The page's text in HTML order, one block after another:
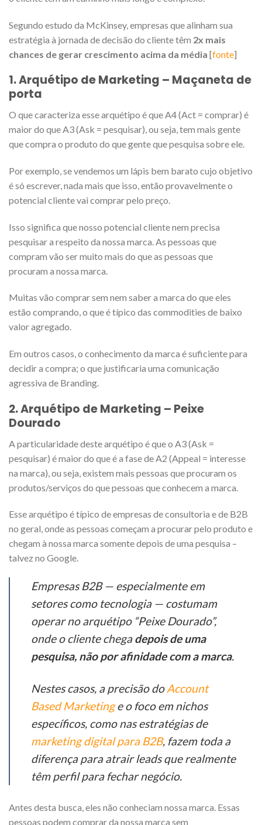
Segundo estudo da McKinsey, empresas que alinham sua
estratégia à jornada de decisão do cliente têm 2x mais
chances de gerar crescimento acima da média [fonte]
1. Arquétipo de Marketing – Maçaneta de
porta
O que caracteriza esse arquétipo é que A4 (Act = comprar) é
maior do que A3 (Ask = pesquisar), ou seja, tem mais gente
que compra o produto do que gente que pesquisa sobre ele.
Por exemplo, se vendemos um lápis bem barato cujo objetivo
é só escrever, nada mais que isso, então provavelmente o
potencial cliente vai comprar pelo preço.
Isso significa que nosso potencial cliente nem precisa
pesquisar a respeito da nossa marca. As pessoas que
compram vão ser muito mais do que as pessoas que
procuram a nossa marca.
Muitas vão comprar sem nem saber a marca do que eles
estão comprando, o que é típico das commodities de baixo
valor agregado.
Em outros casos, o conhecimento da marca é suficiente para
decidir a compra; o que justificaria uma comunicação
agressiva de Branding.
2. Arquétipo de Marketing – Peixe
Dourado
A particularidade deste arquétipo é que o A3 (Ask =
pesquisar) é maior do que é a fase de A2 (Appeal = interesse
na marca), ou seja, existem mais pessoas que procuram os
produtos/serviços do que pessoas que conhecem a marca.
Esse arquétipo é típico de empresas de consultoria e de B2B
no geral, onde as pessoas começam a procurar pelo produto e
chegam à nossa marca somente depois de uma pesquisa –
talvez no Google.
Empresas B2B — especialmente em
setores como tecnologia — costumam
operar no arquétipo “Peixe Dourado”,
onde o cliente chegadepois de uma
pesquisa, não por afinidade com a marca.
Nestes casos, a precisão doAccount
Based Marketinge o foco em nichos
específicos, como nas estratégias de
marketing digital para B2B, fazem toda a
diferença para atrair leads que realmente
têm perfil para fechar negócio.
Antes desta busca, eles não conheciam nossa marca. Essas
pessoas podem comprar da nossa marca sem